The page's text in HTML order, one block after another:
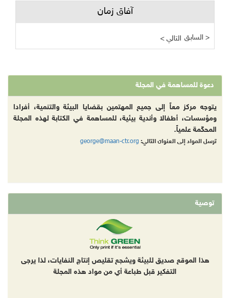
آفاق زمان
< التالي السابق >
دعوة للمساهمة في المجلة
يتوجه مركز معاً إلى جميع المهتمين بقضايا البيئة والتنمية، أفرادا
ومؤسسات، أطفالا وأندية بيئية، للمساهمة في الكتابة لهذه المجلة
المحكّمة علمياً.
ترسل المواد إلى العنوان التالي: george@maan-ctr.org
توصية
هذا الموقع صديق للبيئة ويشجع تقليص إنتاج النفايات، لذا يرجى
التفكير قبل طباعة أي من مواد هذه المجلة